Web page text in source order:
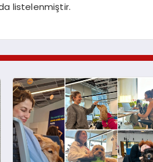
listelenmiştir.